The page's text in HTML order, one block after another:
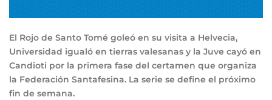
El Rojo de Santo Tomé goleó en su visita a Helvecia,
Universidad igualó en tierras valesanas y la Juve cayó en
Candioti por la primera fase del certamen que organiza
la Federación Santafesina. La serie se define el próximo
fin de semana.